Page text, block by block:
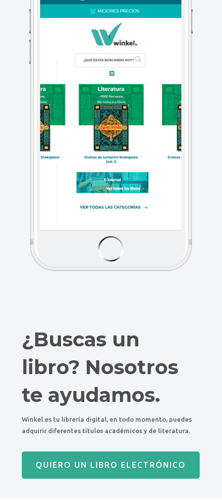
¿Buscas un
libro? Nosotros
te ayudamos.
Winkel es tu librería digital, en todo momento, puedes
adquirir diferentes títulos académicos y de literatura.
QUIERO UN LIBRO ELECTRÓNICO